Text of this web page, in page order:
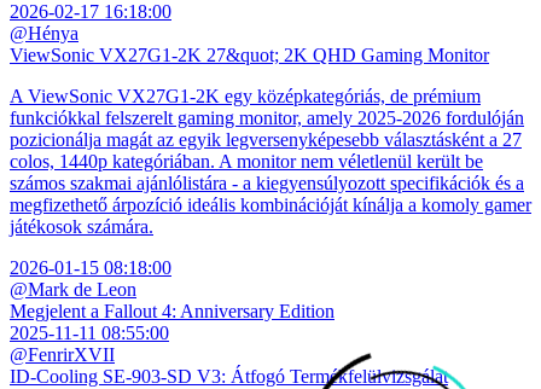
2026-02-17 16:18:00
@Hénya
ViewSonic VX27G1-2K 27&quot; 2K QHD Gaming Monitor
A ViewSonic VX27G1-2K egy középkategóriás, de prémium
funkciókkal felszerelt gaming monitor, amely 2025-2026 fordulóján
pozicionálja magát az egyik legversenyképesebb választásként a 27
colos, 1440p kategóriában. A monitor nem véletlenül került be
számos szakmai ajánlólistára - a kiegyensúlyozott specifikációk és a
megfizethető árpozíció ideális kombinációját kínálja a komoly gamer
játékosok számára.
2026-01-15 08:18:00
@Mark de Leon
Megjelent a Fallout 4: Anniversary Edition
2025-11-11 08:55:00
@FenrirXVII
ID-Cooling SE-903-SD V3: Átfogó Termékfelülvizsgálat